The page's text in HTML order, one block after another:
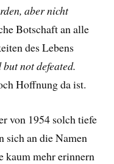
aber nicht
Botschaft an alle
des Lebens
not defeated.
Hoffnung da ist.
von 1954 solch tiefe
sich an die Namen
kaum mehr erinnern